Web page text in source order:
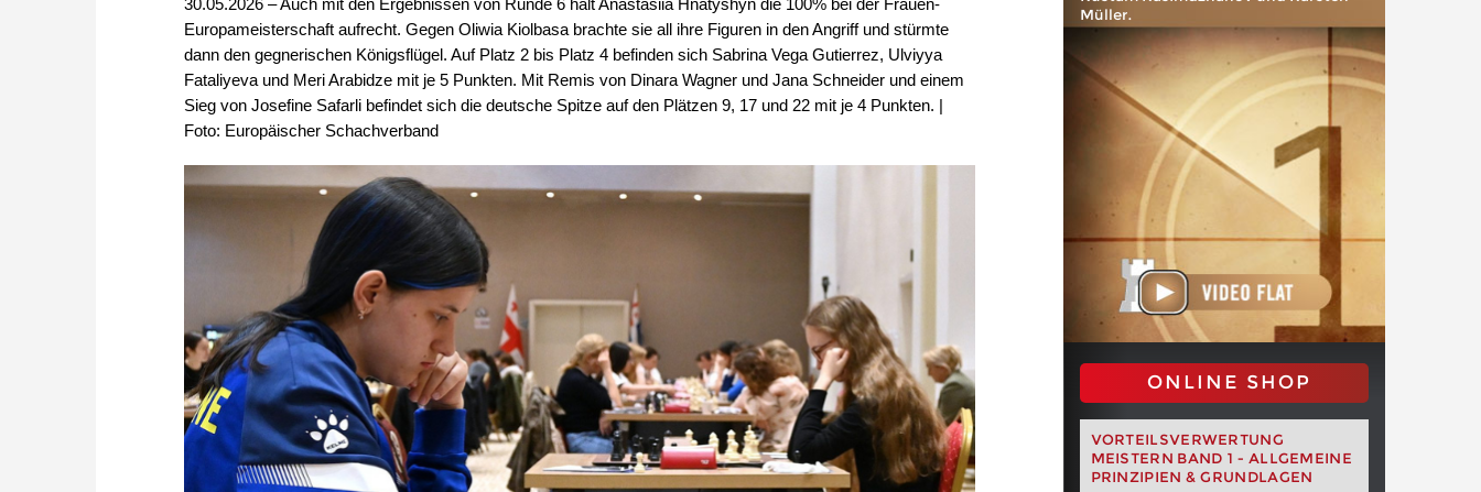
Europameisterschaft aufrecht. Gegen Oliwia Kiolbasa brachte sie all ihre Figuren in den Angriff und stürmte
dann den gegnerischen Königsflügel. Auf Platz 2 bis Platz 4 befinden sich Sabrina Vega Gutierrez, Ulviyya
Fataliyeva und Meri Arabidze mit je 5 Punkten. Mit Remis von Dinara Wagner und Jana Schneider und einem
Sieg von Josefine Safarli befindet sich die deutsche Spitze auf den Plätzen 9, 17 und 22 mit je 4 Punkten. |
Foto: Europäischer Schachverband
Müller.
ONLINE SHOP
VORTEILSVERWERTUNG
MEISTERN BAND 1 - ALLGEMEINE
PRINZIPIEN & GRUNDLAGEN